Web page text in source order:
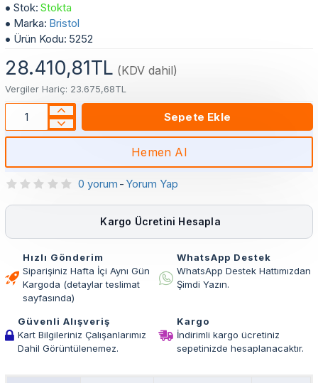
Stok: Stokta
Marka: Bristol
Ürün Kodu: 5252
0 yorum - Yorum Yap
28.410,81TL (KDV dahil)
Vergiler Hariç: 23.675,68TL
Sepete Ekle
Hemen Al
Kargo Ücretini Hesapla
Hızlı Gönderim
Siparişiniz Hafta İçi Aynı Gün
Kargoda (detaylar teslimat
sayfasında)
WhatsApp Destek
WhatsApp Destek Hattımızdan
Şimdi Yazın.
Güvenli Alışveriş
Kart Bilgileriniz Çalışanlarımız
Dahil Görüntülenemez.
Kargo
İndirimli kargo ücretiniz
sepetinizde hesaplanacaktır.